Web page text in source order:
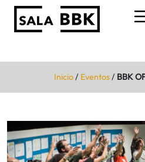
Inicio/ Eventos/ BBK